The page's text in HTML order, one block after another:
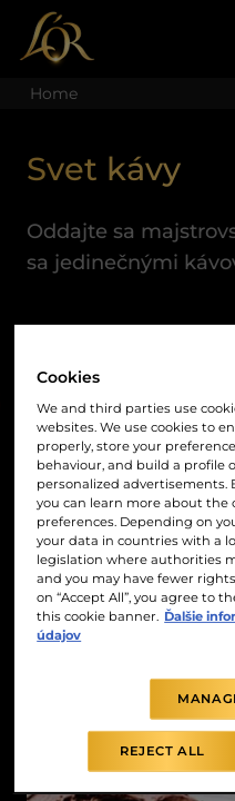
Home
Svet kávy
Oddajte sa
sa jedinečnými
Cookies
We and third parties use
websites. We use cookies to
properly, store your
behaviour, and build a profile
personalized advertisements.
you can learn more about the
preferences. Depending on
your data in countries with a
legislation where authorities
and you may have fewer
on “Accept All”, you agree to
this cookie banner. Ďalšie
údajov
REJECT ALL